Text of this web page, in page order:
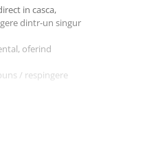
in casca,
dintr-un singur
oferind
/ respingere